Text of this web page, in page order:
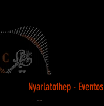
Nyarlatothep - Eventos